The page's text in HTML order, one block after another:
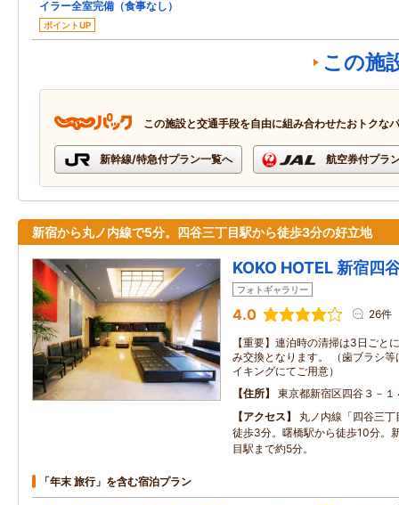
イラー全室完備（食事なし）
ポイントUP
この施
この施設と交通手段を自由に組み合わせたおトクな
新幹線/特急付プラン一覧へ 航空券付プラ
新宿から丸ノ内線で5分。四谷三丁目駅から徒歩3分の好立地
KOKO HOTEL 新宿四
フォトギャラリー
4.0 26件
【重要】連泊時の清掃は3日ごと
み交換となります。 （歯ブラシ
イキングにてご用意）
住所
東京都新宿区四谷３－１
アクセス
丸ノ内線「四谷三
徒歩3分。曙橋駅から徒歩10分。
目駅まで約5分。
「年末 旅行」を含む宿泊プラン